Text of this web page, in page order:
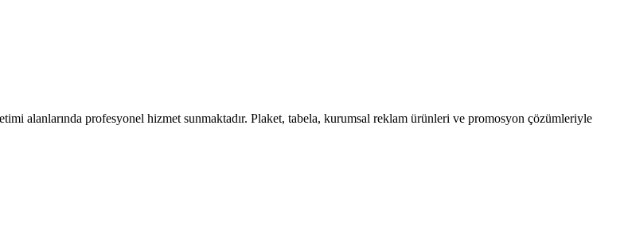
alanlarında profesyonel hizmet sunmaktadır. Plaket, tabela, kurumsal reklam ürünleri ve promosyon çözümleriyle